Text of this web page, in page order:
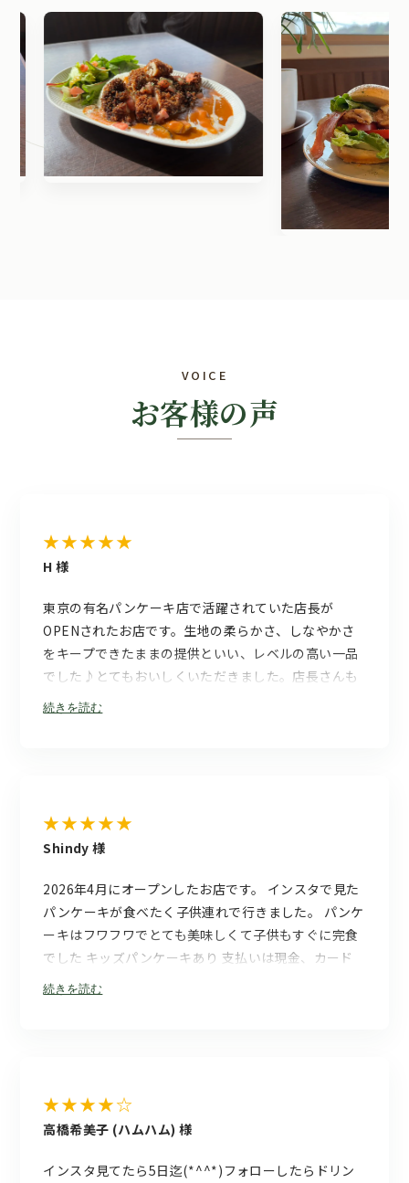
VOICE
お客様の声
★★★★★
H 様
東京の有名パンケーキ店で活躍されていた店長が
OPENされたお店です。生地の柔らかさ、しなやかさ
をキープできたままの提供といい、レベルの高い一品
でした♪とてもおいしくいただきました。店長さんも
奥さんもとても感じが良く、地域振興のためにがんば
続きを読む
★★★★★
Shindy 様
2026年4月にオープンしたお店です。 インスタで見た
パンケーキが食べたく子供連れで行きました。 パンケ
ーキはフワフワでとても美味しくて子供もすぐに完食
でした キッズパンケーキあり 支払いは現金、カード
でした
続きを読む
★★★★☆
高橋希美子 (ハムハム) 様
インスタ見てたら5日迄(⁠*⁠^⁠^⁠*⁠)フォローしたらドリン